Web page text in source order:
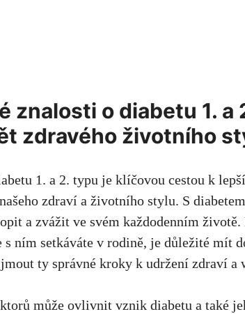
znalosti o ⁤diabetu‌ 1. a
zdravého životního⁢
1. a 2. typu je klíčovou ⁢cestou k
zdraví a ​životního stylu.‍ S
a zvážit ve svém každodenním životě.
ním setkáváte v‌ rodině,‌ je⁤ důležité mít​
ty správné kroky k udržení ‌zdraví⁤ a
​může ovlivnit vznik ⁢diabetu a​ také⁣